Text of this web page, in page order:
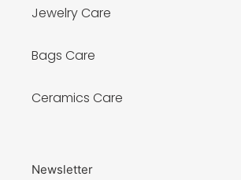
Jewelry Care
Bags Care
Ceramics Care
Newsletter